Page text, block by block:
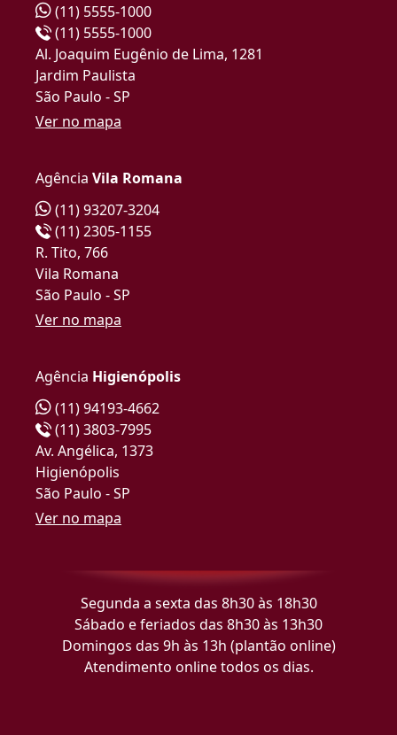
(11) 5555-1000
(11) 5555-1000
Al. Joaquim Eugênio de Lima, 1281
Jardim Paulista
São Paulo - SP
Ver no mapa
Agência Vila Romana
(11) 93207-3204
(11) 2305-1155
R. Tito, 766
Vila Romana
São Paulo - SP
Ver no mapa
Agência Higienópolis
(11) 94193-4662
(11) 3803-7995
Av. Angélica, 1373
Higienópolis
São Paulo - SP
Ver no mapa
Segunda a sexta das 8h30 às 18h30
Sábado e feriados das 8h30 às 13h30
Domingos das 9h às 13h (plantão online)
Atendimento online todos os dias.